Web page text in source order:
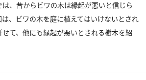
、昔からビワの木は縁起が悪いと信じら
、ビワの木を庭に植えてはいけないとされ
て、他にも縁起が悪いとされる樹木を紹